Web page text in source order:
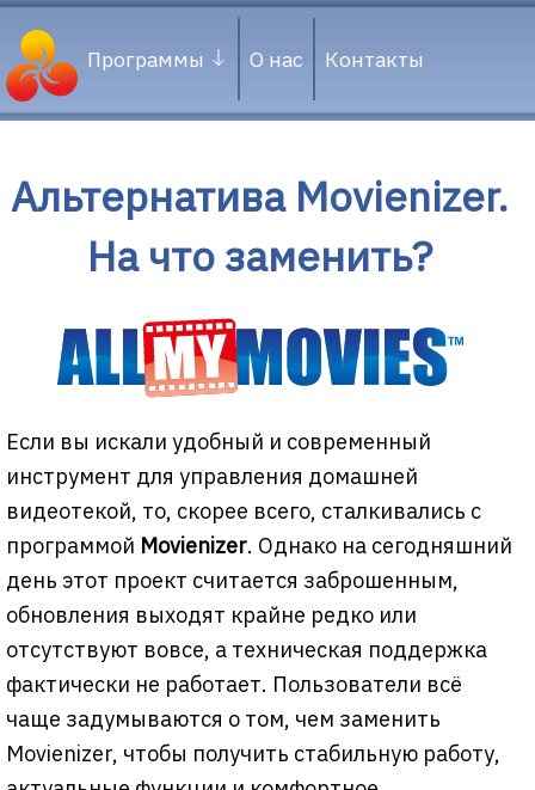
Программы О нас Контакты
Альтернатива Movienizer.
На что заменить?
Если вы искали удобный и современный
инструмент для управления домашней
видеотекой, то, скорее всего, сталкивались с
программой Movienizer. Однако на сегодняшний
день этот проект считается заброшенным,
обновления выходят крайне редко или
отсутствуют вовсе, а техническая поддержка
фактически не работает. Пользователи всё
чаще задумываются о том, чем заменить
Movienizer, чтобы получить стабильную работу,